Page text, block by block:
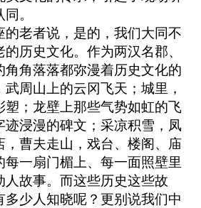
。
老者说，是的，我们大同不
历史文化。作为两汉名郡、
角角落落都弥漫着历史文化的
周山上的云冈飞天；城里，
塑；龙壁上那些气势如虹的飞
迹浸漫的碑文；采凉积雪，凤
，曹夫走山，戏台、楼阁、庙
每一扇门楣上、每一面照壁里
人故事。而这些历史这些故
多少人知晓呢？更别说我们中